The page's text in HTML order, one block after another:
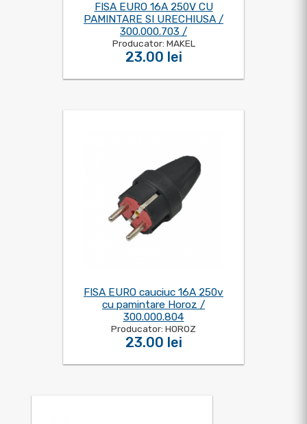
FISA EURO 16A 250V CU
PAMINTARE SI URECHIUSA /
300.000.703 /
Producator: MAKEL
23.00 lei
FISA EURO cauciuc 16A 250v
cu pamintare Horoz /
300.000.804
Producator: HOROZ
23.00 lei